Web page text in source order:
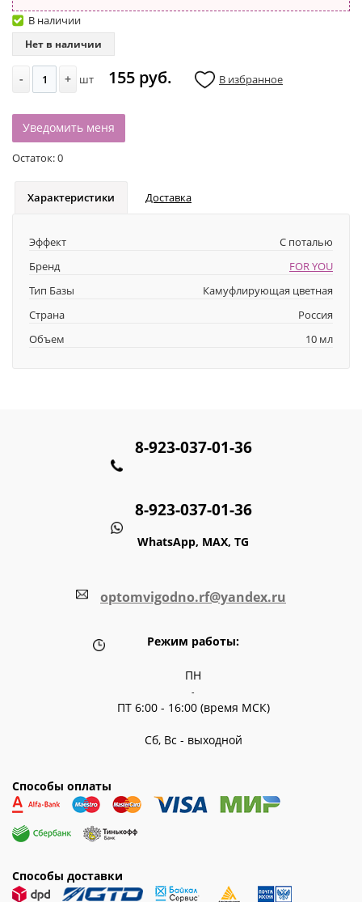
В наличии
Нет в наличии
- + шт 155 руб. В избранное
Уведомить меня
Остаток:0
Характеристики Доставка
Эффект
С поталью
Бренд
FOR YOU
Тип Базы
Камуфлирующая цветная
Страна
Россия
Объем
10 мл
8-923-037-01-36
8-923-037-01-36
WhatsApp, MAX, TG
optomvigodno.rf@yandex.ru
Режим работы:
ПН
-
ПТ 6:00 - 16:00 (время МСК)
Сб, Вс - выходной
Способы оплаты
Способы доставки